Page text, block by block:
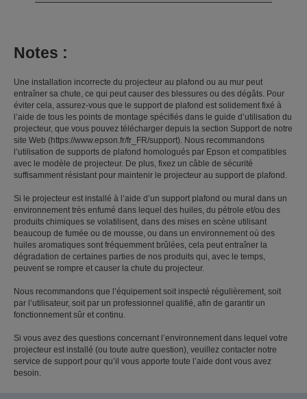
Notes :
Une installation incorrecte du projecteur au plafond ou au mur peut
entraîner sa chute, ce qui peut causer des blessures ou des dégâts. Pour
éviter cela, assurez-vous que le support de plafond est solidement fixé à
l’aide de tous les points de montage spécifiés dans le guide d’utilisation du
projecteur, que vous pouvez télécharger depuis la section Support de notre
site Web (https://www.epson.fr/fr_FR/support). Nous recommandons
l’utilisation de supports de plafond homologués par Epson et compatibles
avec le modèle de projecteur. De plus, fixez un câble de sécurité
suffisamment résistant pour maintenir le projecteur au support de plafond.
Si le projecteur est installé à l’aide d’un support plafond ou mural dans un
environnement très enfumé dans lequel des huiles, du pétrole et/ou des
produits chimiques se volatilisent, dans des mises en scène utilisant
beaucoup de fumée ou de mousse, ou dans un environnement où des
huiles aromatiques sont fréquemment brûlées, cela peut entraîner la
dégradation de certaines parties de nos produits qui, avec le temps,
peuvent se rompre et causer la chute du projecteur.
Nous recommandons que l’équipement soit inspecté régulièrement, soit
par l’utilisateur, soit par un professionnel qualifié, afin de garantir un
fonctionnement sûr et continu.
Si vous avez des questions concernant l’environnement dans lequel votre
projecteur est installé (ou toute autre question), veuillez contacter notre
service de support pour qu’il vous apporte toute l’aide dont vous avez
besoin.